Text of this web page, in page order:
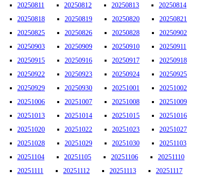
20250811
20250812 20250813
20250814
20250818
20250819 20250820
20250821
20250825
20250826 20250828
20250902
20250903
20250909 20250910
20250911
20250915
20250916 20250917
20250918
20250922
20250923 20250924
20250925
20250929
20250930 20251001
20251002
20251006
20251007 20251008
20251009
20251013
20251014 20251015
20251016
20251020
20251022 20251023
20251027
20251028
20251029 20251030
20251103
20251104
20251105 20251106
20251110
20251111
20251112 20251113
20251117